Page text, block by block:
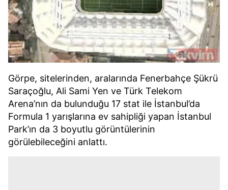
Görpe, sitelerinden, aralarında Fenerbahçe Şükrü
Saraçoğlu, Ali Sami Yen ve Türk Telekom
Arena’nın da bulunduğu 17 stat ile İstanbul’da
Formula 1 yarışlarına ev sahipliği yapan İstanbul
Park’ın da 3 boyutlu görüntülerinin
görülebileceğini anlattı.